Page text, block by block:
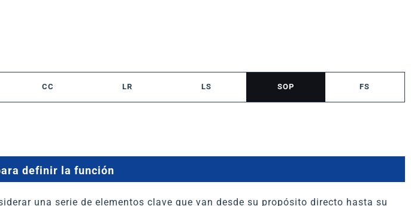
CC LR LS SOP FS
definir la función
una serie de elementos clave que van desde su propósito directo hasta su